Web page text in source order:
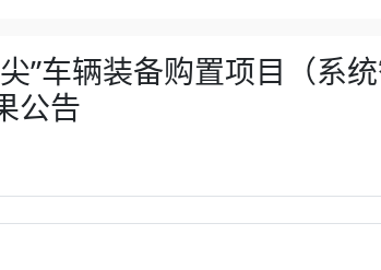
”车辆装备购置项目（系
公告